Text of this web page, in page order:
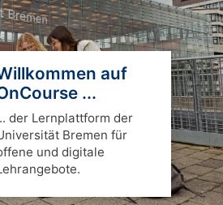
auf
...
der Lernplattform der
Bremen für
und digitale